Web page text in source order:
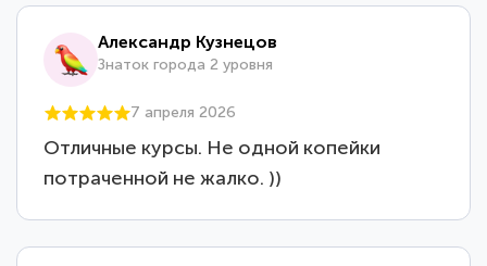
Александр Кузнецов
Знаток города 2 уровня
7 апреля 2026
Отличные курсы. Не одной копейки
потраченной не жалко. ))